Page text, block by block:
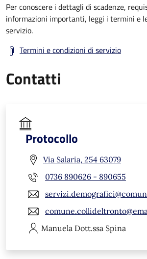
Per conoscere i dettagli di scadenze,
informazioni importanti, leggi i termini e
servizio.
Termini e condizioni di servizio
Contatti
Protocollo
Via Salaria, 254 63079
0736 890626 - 890655
Manuela Dott.ssa Spina